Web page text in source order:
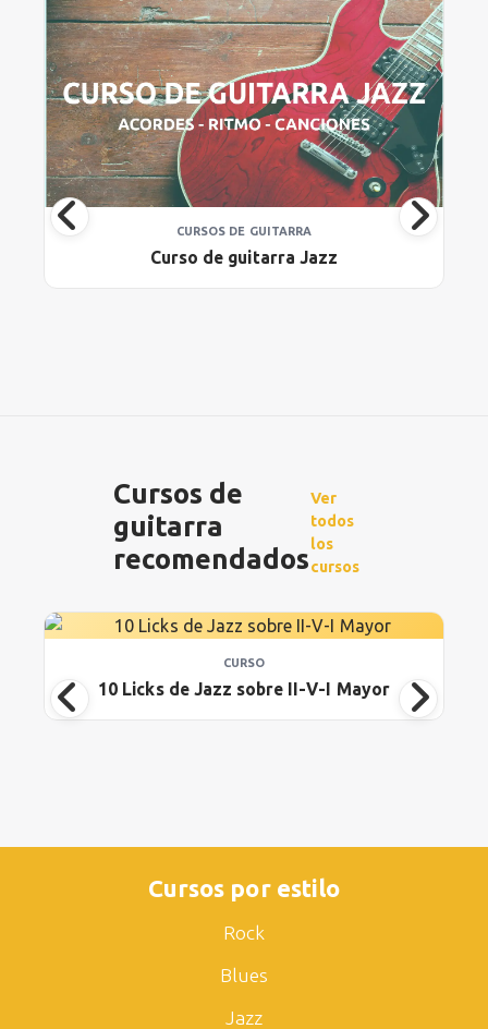
CURSOS DE GUITARRA
Curso de guitarra Jazz
Cursos de
guitarra
recomendados
Ver
todos
los
cursos
CURSO
10 Licks de Jazz sobre II-V-I Mayor
Cursos por estilo
Rock
Blues
Jazz